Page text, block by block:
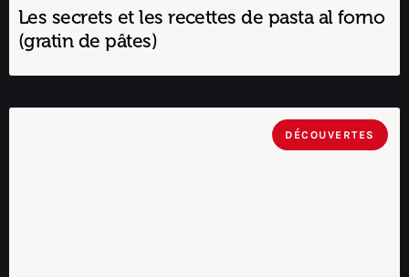
Les secrets et les recettes de pasta al forno
(gratin de pâtes)
DÉCOUVERTES